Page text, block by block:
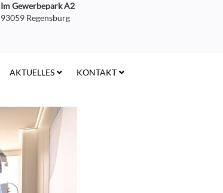
Im Gewerbepark A2
93059 Regensburg
AKTUELLES KONTAKT